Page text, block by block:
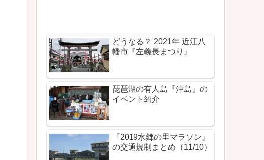
どうなる？ 2021年 近江八
幡市『左義長まつり』
琵琶湖の有人島『沖島』の
イベント紹介
『2019水郷の里マラソン』
の交通規制まとめ（11/10）